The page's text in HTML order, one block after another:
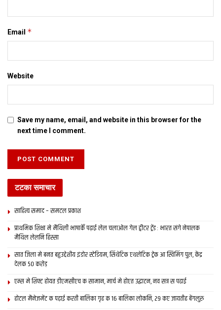
Email *
Website
Save my name, email, and website in this browser for the
next time I comment.
टटका समाचार
साहित्य समाद – समटल प्रकाश
प्राथमिक शि‍क्षा मे मैथि‍ली भाषाकेँ पढ़ाई लेल चलाओल गेल ट्वीटर ट्रेंड : भारत संगे नेपालक
मैथिल लेलनि हिस्सा
सात जिला मे बनत बहुउद्देशीय इंडोर स्‍टेडि‍यम, सिंथेटिक एथलेटिक ट्रेक आ स्विमिंग पुल, केंद्र
देलक 50 करोड़
एम्स मे शिफ्ट होयत डीएमसीएच क सामान, मार्च मे होएत उद्घाटन, नव सत्र स पढाई
होटल मैनेजमेंट क पढ़ाई करती बालिका गृह क 16 बालिका लोकनि, 29 कए जायतीह बेंगलुरु